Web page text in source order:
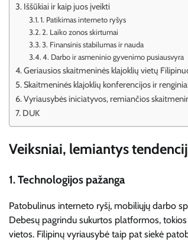
Iššūkiai ir kaip juos įveikti
1. Patikimas interneto ryšys
2. Laiko zonos skirtumai
3. Finansinis stabilumas ir nauda
4. Darbo ir asmeninio gyvenimo pusiausvyra
Geriausios skaitmeninės klajoklių vietų
Skaitmeninės klajoklių konferencijos ir
Vyriausybės iniciatyvos, remiančios
DUK
Veiksniai, lemiantys
1.Technologijos pažanga
Patobulinus interneto ryšį, mobiliųjų darbo
Debesų pagrindu sukurtos platformos, tokios
vietos. Filipinų vyriausybė taip pat siekė